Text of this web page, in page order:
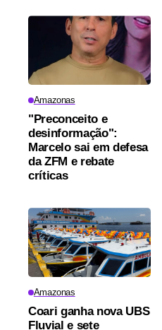
Amazonas
"Preconceito e
desinformação":
Marcelo sai em defesa
da ZFM e rebate
críticas
Amazonas
Coari ganha nova UBS
Fluvial e sete